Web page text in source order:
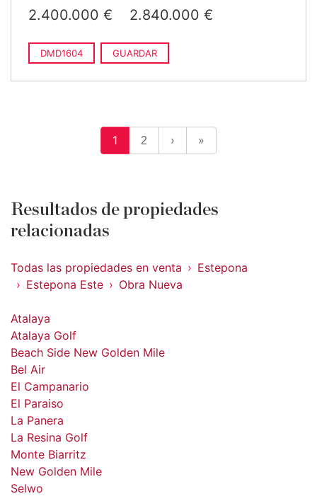
2.400.000 € 2.840.000 €
DMD1604 GUARDAR
1 2 › »
Resultados de propiedades
relacionadas
Todas las propiedades en venta
Estepona
Estepona Este
Obra Nueva
Atalaya
Atalaya Golf
Beach Side New Golden Mile
Bel Air
El Campanario
El Paraiso
La Panera
La Resina Golf
Monte Biarritz
New Golden Mile
Selwo